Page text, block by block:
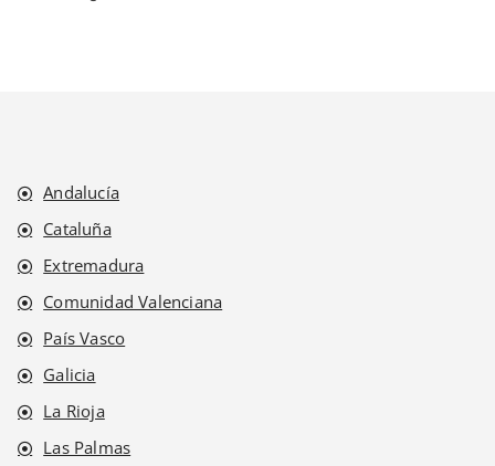
Andalucía
Cataluña
Extremadura
Comunidad Valenciana
País Vasco
Galicia
La Rioja
Las Palmas